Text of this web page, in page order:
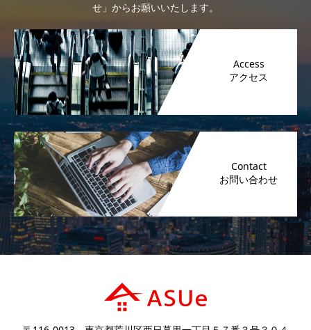
せ」からお願いいたします。
Access
Contact